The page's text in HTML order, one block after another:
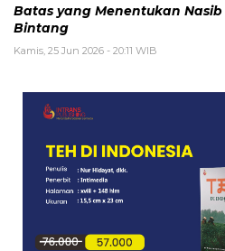
Batas yang Menentukan Nasib
Bintang
Kamis, 25 Jun 2026 - 20:11 WIB